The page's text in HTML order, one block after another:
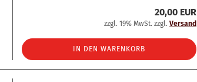
20,00 EUR
zzgl. 19% MwSt. zzgl. Versand
IN DEN WARENKORB